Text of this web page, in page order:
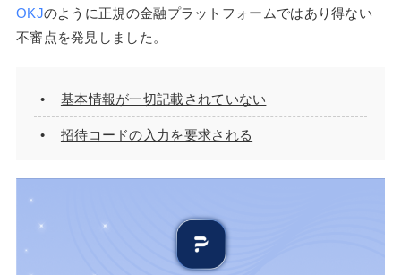
OKJのように正規の金融プラットフォームではあり得ない
不審点を発見しました。
基本情報が一切記載されていない
招待コードの入力を要求される